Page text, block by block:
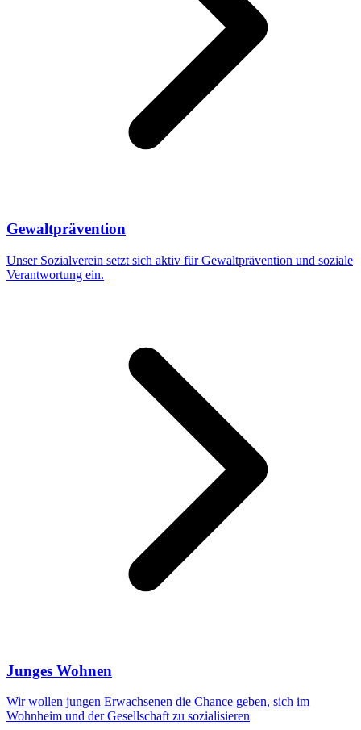
Gewaltprävention
Unser Sozialverein setzt sich aktiv für Gewaltprävention und soziale
Verantwortung ein.
Junges Wohnen
Wir wollen jungen Erwachsenen die Chance geben, sich im
Wohnheim und der Gesellschaft zu sozialisieren